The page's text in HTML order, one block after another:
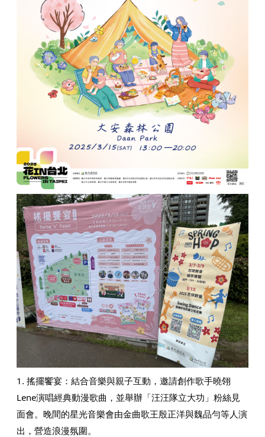
1. 搖擺饗宴：​結合音樂與親子互動，邀請創作歌手曉翎
Lene演唱經典動漫歌曲，並舉辦「汪汪隊立大功」粉絲見
面會。晚間的星光音樂會由金曲歌王殷正洋與魏品勻等人演
出，營造浪漫氛圍。​